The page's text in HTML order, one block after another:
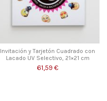
Invitación y Tarjetón Cuadrado con
Lacado UV Selectivo, 21×21 cm
61,59 €